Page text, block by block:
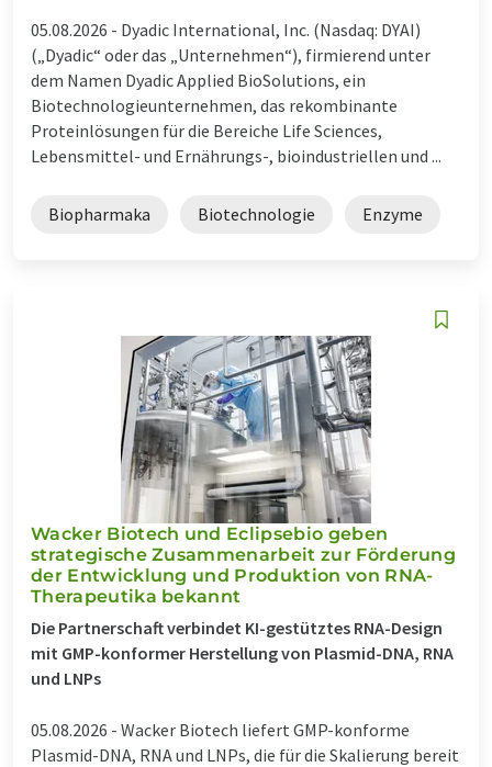
05.08.2026 - Dyadic International, Inc. (Nasdaq: DYAI)
(„Dyadic“ oder das „Unternehmen“), firmierend unter
dem Namen Dyadic Applied BioSolutions, ein
Biotechnologieunternehmen, das rekombinante
Proteinlösungen für die Bereiche Life Sciences,
Lebensmittel- und Ernährungs-, bioindustriellen und ...
Biopharmaka Biotechnologie Enzyme
Wacker Biotech und Eclipsebio geben
strategische Zusammenarbeit zur Förderung
der Entwicklung und Produktion von RNA-
Therapeutika bekannt
Die Partnerschaft verbindet KI-gestütztes RNA-Design
mit GMP-konformer Herstellung von Plasmid-DNA, RNA
und LNPs
05.08.2026 - Wacker Biotech liefert GMP-konforme
Plasmid-DNA, RNA und LNPs, die für die Skalierung bereit